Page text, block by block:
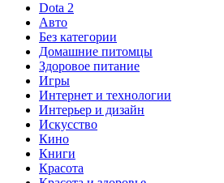
Dota 2
Авто
Без категории
Домашние питомцы
Здоровое питание
Игры
Интернет и технологии
Интерьер и дизайн
Искусство
Кино
Книги
Красота